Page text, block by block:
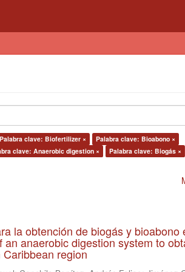
Palabra clave: Biofertilizer ×
Palabra clave: Bioabono ×
clave: Anaerobic digestion × Palabra clave: Biogás ×
la obtención de biogás y bioabono
anaerobic digestion system to
region